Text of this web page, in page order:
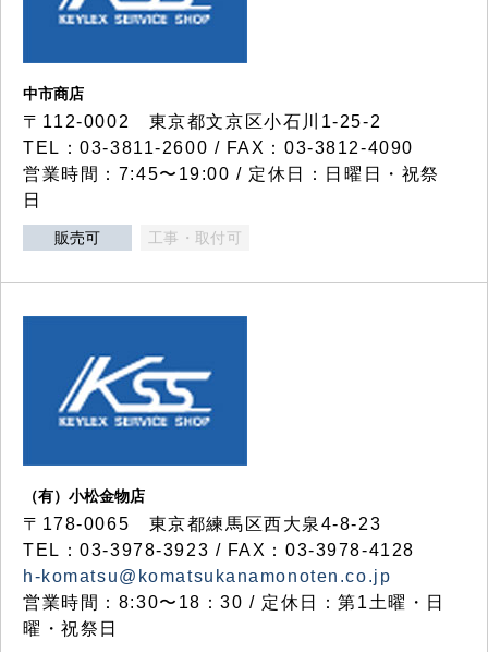
中市商店
〒112-0002 東京都文京区小石川1-25-2
TEL：03-3811-2600 / FAX：03-3812-4090
営業時間：7:45〜19:00 / 定休日：日曜日・祝祭
日
販売可 工事・取付可
（有）小松金物店
〒178-0065 東京都練馬区西大泉4-8-23
TEL：03-3978-3923 / FAX：03-3978-4128
h-komatsu@komatsukanamonoten.co.jp
営業時間：8:30〜18：30 / 定休日：第1土曜・日
曜・祝祭日